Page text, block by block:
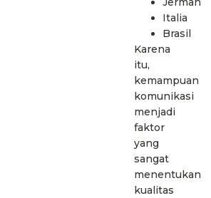
Italia
Brasil
Karena
itu,
kemampuan
komunikasi
menjadi
faktor
yang
sangat
menentukan
kualitas